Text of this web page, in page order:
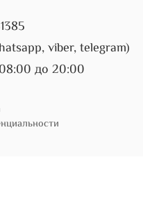
viber, telegram)
до 20:00